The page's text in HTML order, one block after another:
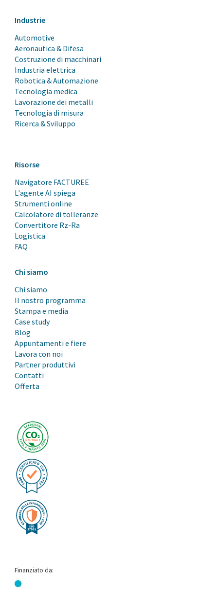
Industrie
Automotive
Aeronautica & Difesa
Costruzione di macchinari
Industria elettrica
Robotica & Automazione
Tecnologia medica
Lavorazione dei metalli
Tecnologia di misura
Ricerca & Sviluppo
Risorse
Navigatore FACTUREE
L'agente AI spiega
Strumenti online
Calcolatore di tolleranze
Convertitore Rz-Ra
Logistica
FAQ
Chi siamo
Chi siamo
Il nostro programma
Stampa e media
Case study
Blog
Appuntamenti e fiere
Lavora con noi
Partner produttivi
Contatti
Offerta
Finanziato da: